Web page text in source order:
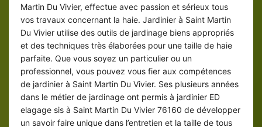
Martin Du Vivier, effectue avec passion et sérieux tous
vos travaux concernant la haie. Jardinier à Saint Martin
Du Vivier utilise des outils de jardinage biens appropriés
et des techniques très élaborées pour une taille de haie
parfaite. Que vous soyez un particulier ou un
professionnel, vous pouvez vous fier aux compétences
de jardinier à Saint Martin Du Vivier. Ses plusieurs années
dans le métier de jardinage ont permis à jardinier ED
elagage sis à Saint Martin Du Vivier 76160 de développer
un savoir faire unique dans l’entretien et la taille de tous